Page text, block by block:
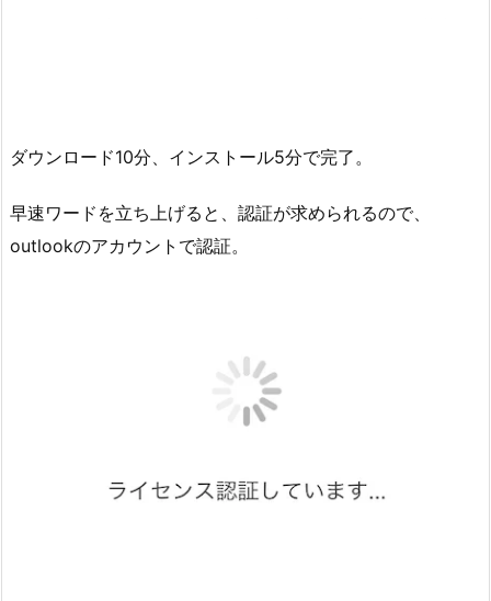
ダウンロード10分、インストール5分で完了。
早速ワードを立ち上げると、認証が求められるので、
outlookのアカウントで認証。